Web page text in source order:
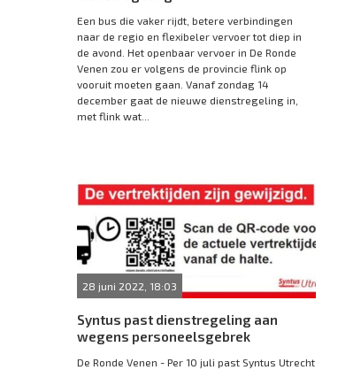
Een bus die vaker rijdt, betere verbindingen
naar de regio en flexibeler vervoer tot diep in
de avond. Het openbaar vervoer in De Ronde
Venen zou er volgens de provincie flink op
vooruit moeten gaan. Vanaf zondag 14
december gaat de nieuwe dienstregeling in,
met flink wat...
28 juni 2022, 18:03
Syntus past dienstregeling aan
wegens personeelsgebrek
De Ronde Venen - Per 10 juli past Syntus Utrecht